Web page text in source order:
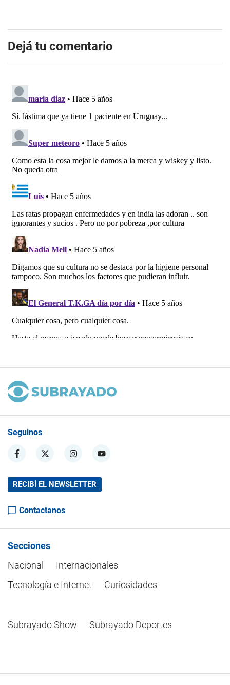
Dejá tu comentario
Seguinos
RECIBÍ EL NEWSLETTER
Contactanos
Secciones
Nacional
Internacionales
Tecnología e Internet
Curiosidades
Subrayado Show Subrayado Deportes